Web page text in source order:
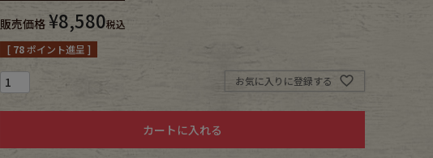
販売価格 ¥8,580税込
[ 78ポイント進呈 ]
お気に入りに登録する
カートに入れる